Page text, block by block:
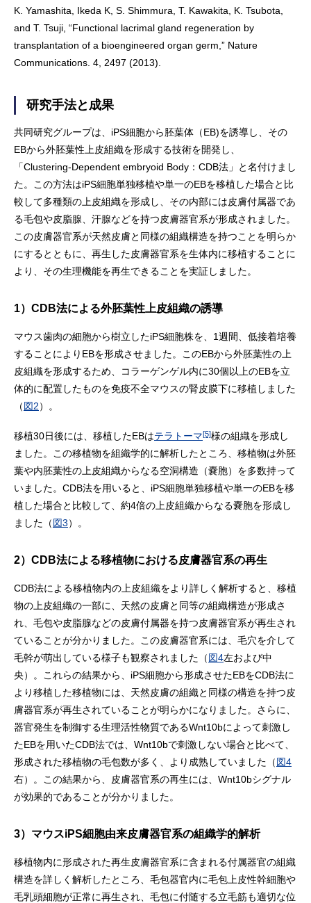
K. Yamashita, Ikeda K, S. Shimmura, T. Kawakita, K. Tsubota,
and T. Tsuji, “Functional lacrimal gland regeneration by
transplantation of a bioengineered organ germ,” Nature
Communications. 4, 2497 (2013).
研究手法と成果
共同研究グループは、iPS細胞から胚葉体（EB)を誘導し、その
EBから外胚葉性上皮組織を形成する技術を開発し、
「Clustering-Dependent embryoid Body：CDB法」と名付けまし
た。この方法はiPS細胞単独移植や単一のEBを移植した場合と比
較して多種類の上皮組織を形成し、その内部には皮膚付属器であ
る毛包や皮脂腺、汗腺などを持つ皮膚器官系が形成されました。
この皮膚器官系が天然皮膚と同様の組織構造を持つことを明らか
にするとともに、再生した皮膚器官系を生体内に移植することに
より、その生理機能を再生できることを実証しました。
1）CDB法による外胚葉性上皮組織の誘導
マウス歯肉の細胞から樹立したiPS細胞株を、1週間、低接着培養
することによりEBを形成させました。このEBから外胚葉性の上
皮組織を形成するため、コラーゲンゲル内に30個以上のEBを立
体的に配置したものを免疫不全マウスの腎皮膜下に移植しました
（図2）。
移植30日後には、移植したEBはテラトーマ[5]様の組織を形成し
ました。この移植物を組織学的に解析したところ、移植物は外胚
葉や内胚葉性の上皮組織からなる空洞構造（嚢胞）を多数持って
いました。CDB法を用いると、iPS細胞単独移植や単一のEBを移
植した場合と比較して、約4倍の上皮組織からなる嚢胞を形成し
ました（図3）。
2）CDB法による移植物における皮膚器官系の再生
CDB法による移植物内の上皮組織をより詳しく解析すると、移植
物の上皮組織の一部に、天然の皮膚と同等の組織構造が形成さ
れ、毛包や皮脂腺などの皮膚付属器を持つ皮膚器官系が再生され
ていることが分かりました。この皮膚器官系には、毛穴を介して
毛幹が萌出している様子も観察されました（図4左および中
央）。これらの結果から、iPS細胞から形成させたEBをCDB法に
より移植した移植物には、天然皮膚の組織と同様の構造を持つ皮
膚器官系が再生されていることが明らかになりました。さらに、
器官発生を制御する生理活性物質であるWnt10bによって刺激し
たEBを用いたCDB法では、Wnt10bで刺激しない場合と比べて、
形成された移植物の毛包数が多く、より成熟していました（図4
右）。この結果から、皮膚器官系の再生には、Wnt10bシグナル
が効果的であることが分かりました。
3）マウスiPS細胞由来皮膚器官系の組織学的解析
移植物内に形成された再生皮膚器官系に含まれる付属器官の組織
構造を詳しく解析したところ、毛包器官内に毛包上皮性幹細胞や
毛乳頭細胞が正常に再生され、毛包に付随する立毛筋も適切な位